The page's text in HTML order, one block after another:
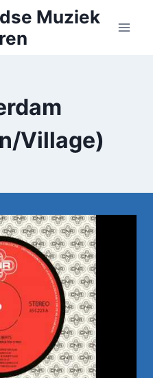
Muziek
Village)